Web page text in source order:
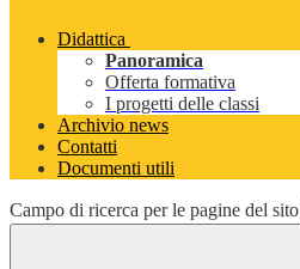
Didattica
Panoramica
Offerta formativa
I progetti delle classi
Archivio news
Contatti
Documenti utili
Campo di ricerca per le pagine del sito